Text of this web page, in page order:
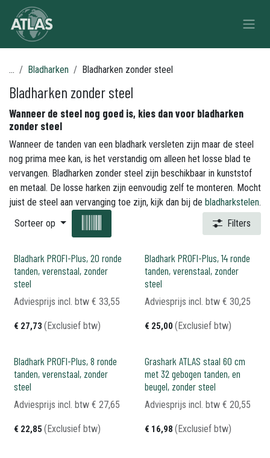
Overslaan naar inhoud
... Bladharken Bladharken zonder steel
Bladharken zonder steel
Wanneer de steel nog goed is, kies dan voor bladharken
zonder steel
Wanneer de tanden van een bladhark versleten zijn maar de steel
nog prima mee kan, is het verstandig om alleen het losse blad te
vervangen. Bladharken zonder steel zijn beschikbaar in kunststof
en metaal. De losse harken zijn eenvoudig zelf te monteren. Mocht
juist de steel aan vervanging toe zijn, kijk dan bij de bladharkstelen.
Sorteer op
Filters
Bladhark PROFI-Plus, 20 ronde
tanden, verenstaal, zonder
steel
€ 27,73 (Exclusief btw)
Adviesprijs incl. btw € 33,55
Bladhark PROFI-Plus, 14 ronde
tanden, verenstaal, zonder
steel
€ 25,00 (Exclusief btw)
Adviesprijs incl. btw € 30,25
Bladhark PROFI-Plus, 8 ronde
tanden, verenstaal, zonder
steel
€ 22,85 (Exclusief btw)
Adviesprijs incl. btw € 27,65
Grashark ATLAS staal 60 cm
met 32 gebogen tanden, en
beugel, zonder steel
€ 16,98 (Exclusief btw)
Adviesprijs incl. btw € 20,55